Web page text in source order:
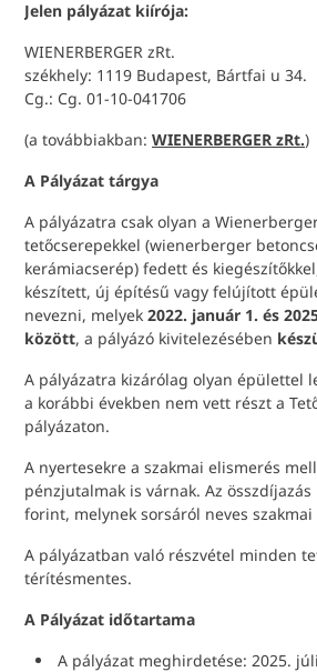
Jelen pályázat kiírója:
WIENERBERGER zRt.
székhely: 1119 Budapest, Bártfai u 34.
Cg.: Cg. 01-10-041706
(a továbbiakban: WIENERBERGER zRt.)
A Pályázat tárgya
A pályázatra csak olyan a
tetőcserepekkel (wienerberger
kerámiacserép) fedett és
készített, új építésű vagy felújított
nevezni, melyek 2022. január 1. és
között, a pályázó kivitelezésében
A pályázatra kizárólag olyan épülettel
a korábbi években nem vett részt a
pályázaton.
A nyertesekre a szakmai elismerés
pénzjutalmak is várnak. Az
forint, melynek sorsáról neves
A pályázatban való részvétel minden
térítésmentes.
A Pályázat időtartama
A pályázat meghirdetése: 2025.